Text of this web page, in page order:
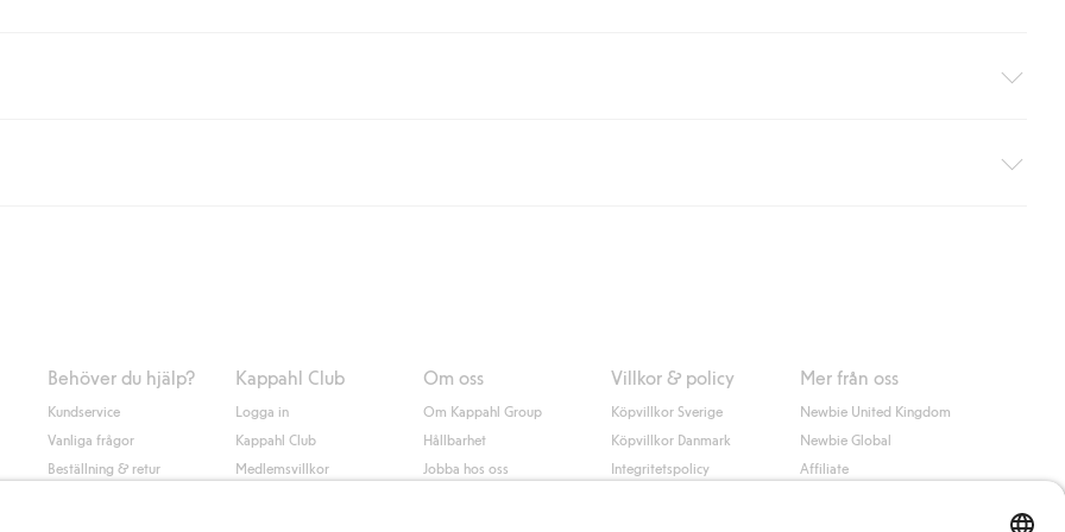
du handlar för över 500kr med leverans till ombud eller paketbox (gäller ej hemleverans). Frakten tas bort per automatik efter du
Behöver du hjälp?
Kundservice
Vanliga frågor
Beställning & retur
Kappahl Club
Logga in
Kappahl Club
Medlemsvillkor
Om oss
Om Kappahl Group
Hållbarhet
Jobba hos oss
Villkor & policy
Köpvillkor Sverige
Köpvillkor Danmark
Integritetspolicy
Mer från oss
Newbie United Kingdom
Newbie Global
Affiliate